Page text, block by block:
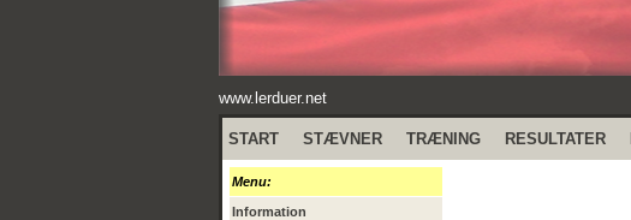
www.lerduer.net
START STÆVNER TRÆNING RESULTATER
Menu:
Information